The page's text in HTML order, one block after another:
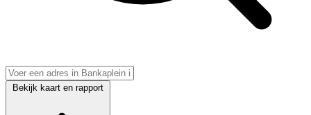
Bekijk kaart en rapport